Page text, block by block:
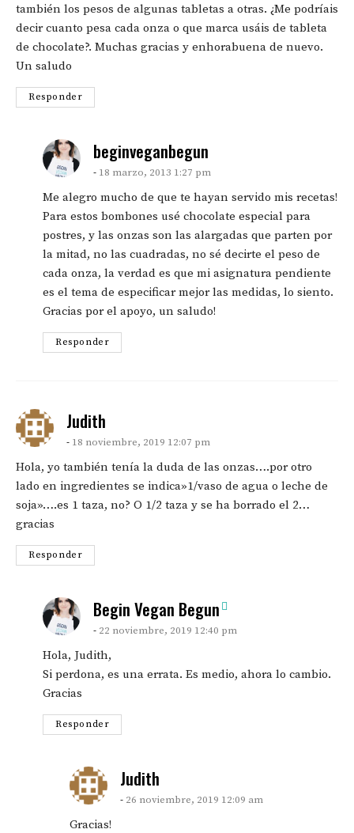
también los pesos de algunas tabletas a otras. ¿Me podríais
decir cuanto pesa cada onza o que marca usáis de tableta
de chocolate?. Muchas gracias y enhorabuena de nuevo.
Un saludo
Responder
beginveganbegun
18 marzo, 2013 1:27 pm
Me alegro mucho de que te hayan servido mis recetas!
Para estos bombones usé chocolate especial para
postres, y las onzas son las alargadas que parten por
la mitad, no las cuadradas, no sé decirte el peso de
cada onza, la verdad es que mi asignatura pendiente
es el tema de especificar mejor las medidas, lo siento.
Gracias por el apoyo, un saludo!
Responder
Judith
18 noviembre, 2019 12:07 pm
Hola, yo también tenía la duda de las onzas….por otro
lado en ingredientes se indica»1/vaso de agua o leche de
soja»….es 1 taza, no? O 1/2 taza y se ha borrado el 2…
gracias
Responder
Begin Vegan Begun
22 noviembre, 2019 12:40 pm
Hola, Judith,
Si perdona, es una errata. Es medio, ahora lo cambio.
Gracias
Responder
Judith
26 noviembre, 2019 12:09 am
Gracias!